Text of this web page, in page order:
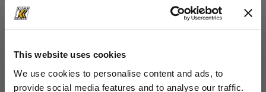
This website uses cookies
We use cookies to personalise content and ads, to
provide social media features and to analyse our traffic.
Stufe 14: Top-After-Sales-